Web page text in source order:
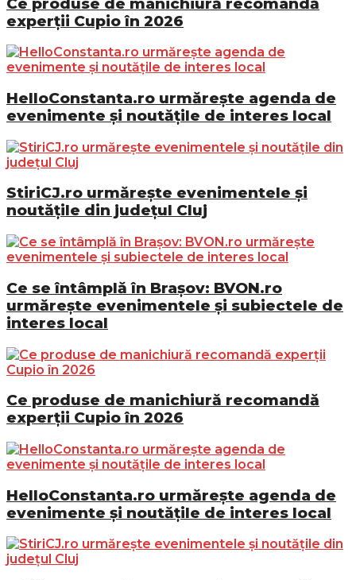
experții Cupio în 2026
HelloConstanta.ro urmărește agenda de
evenimente și noutățile de interes local
StiriCJ.ro urmărește evenimentele și
noutățile din județul Cluj
Ce se întâmplă în Brașov: BVON.ro
urmărește evenimentele și subiectele de
interes local
Ce produse de manichiură recomandă
experții Cupio în 2026
HelloConstanta.ro urmărește agenda de
evenimente și noutățile de interes local